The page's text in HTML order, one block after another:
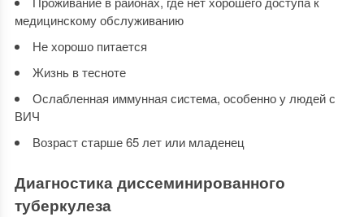
медицинскому обслуживанию
Не хорошо питается
Жизнь в тесноте
Ослабленная иммунная система, особенно у людей с
ВИЧ
Возраст старше 65 лет или младенец
Диагностика диссеминированного
туберкулеза